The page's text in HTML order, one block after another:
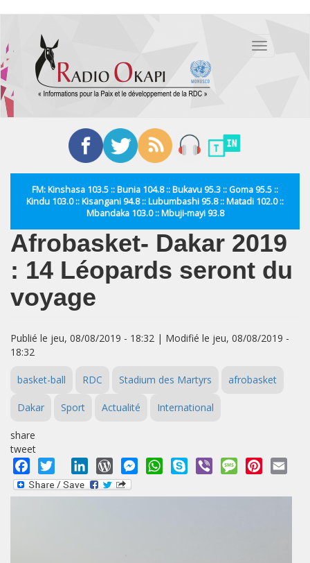
contenu
principal
Toggle
FM: Kinshasa 103.5 :: Bunia 104.8 :: Bukavu 95.3 :: Goma 95.5 ::
Kindu 103.0 :: Kisangani 94.8 :: Lubumbashi 95.8 :: Matadi 102.0 ::
Mbandaka 103.0 :: Mbuji-mayi 93.8
Afrobasket- Dakar 2019
: 14 Léopards seront du
voyage
Publié le jeu, 08/08/2019 - 18:32 | Modifié le jeu, 08/08/2019 -
18:32
basket-ball RDC Stadium des Martyrs afrobasket
Dakar Sport Actualité International
share
tweet
Facebook
Twitter LinkedInWordPressMessengerWhatsApp
Skype Viber MessagePinterest